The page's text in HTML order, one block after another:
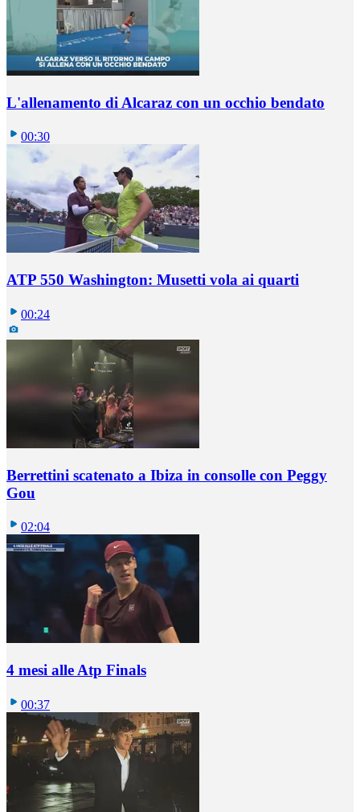
L'allenamento di Alcaraz con un occhio bendato
00:30
ATP 550 Washington: Musetti vola ai quarti
00:24
Berrettini scatenato a Ibiza in consolle con Peggy
Gou
02:04
4 mesi alle Atp Finals
00:37